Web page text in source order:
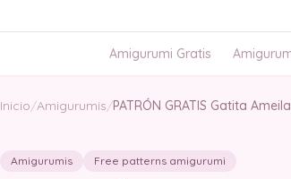
Amigurumi Gratis
Inicio/Amigurumis/PATRÓN GRATIS Gatita
Amigurumis Free patterns amigurumi